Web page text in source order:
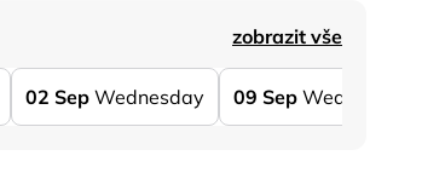
zobrazit vše
02 Sep Wednesday 09 Sep Wednesday